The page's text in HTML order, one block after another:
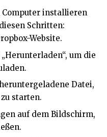
Computer installieren
Schritten:
Website.
um die
Datei,
starten.
auf dem Bildschirm,